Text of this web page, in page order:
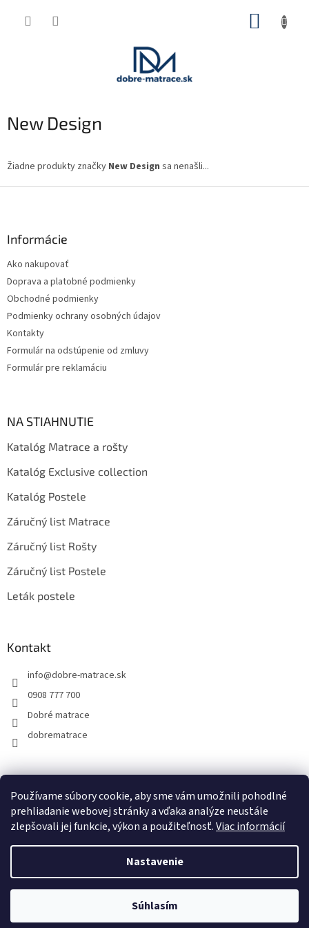
Používame súbory cookie, aby sme vám umožnili pohodlné
prehliadanie webovej stránky a vďaka analýze neustále
zlepšovali jej funkcie, výkon a použiteľnosť.Viac informácií
Nastavenie
Súhlasím
UPOZORNENIE: AKTUÁLNA DODACIA LEHOTA NA MATRACE, ROŠTY A
New Design
Žiadne produkty značky New Design sa nenašli...
Informácie
Ako nakupovať
Doprava a platobné podmienky
Obchodné podmienky
Podmienky ochrany osobných údajov
Kontakty
Formulár na odstúpenie od zmluvy
Formulár pre reklamáciu
NA STIAHNUTIE
Katalóg Matrace a rošty
Katalóg Exclusive collection
Katalóg Postele
Záručný list Matrace
Záručný list Rošty
Záručný list Postele
Leták postele
Kontakt
info@dobre-matrace.sk
0908 777 700
Dobré matrace
dobrematrace
Facebook
Copyright 2026dobre-matrace.sk. Všetky práva vyhradené.
Upraviť nastavenie cookies